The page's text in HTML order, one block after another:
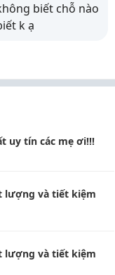
biết chỗ nào
k ạ
uy tín các mẹ ơi!!!
lượng và tiết kiệm
lượng và tiết kiệm